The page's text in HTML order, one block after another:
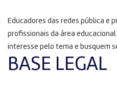
Educadores das redes pública e
profissionais da área
interesse pelo tema e busquem
BASE LEGAL